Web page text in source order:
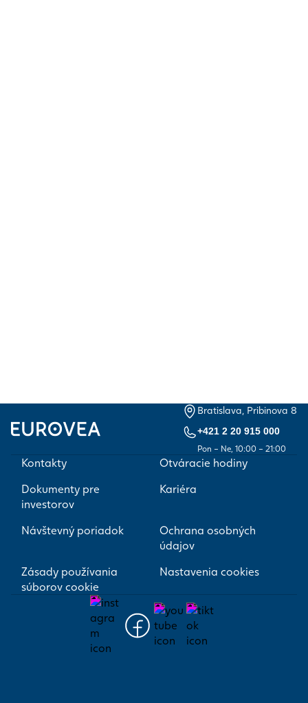
Bratislava, Pribinova 8
+421 2 20 915 000
Pon – Ne, 10:00 – 21:00
Kontakty
Otváracie hodiny
Dokumenty pre
investorov
Kariéra
Návštevný poriadok
Ochrana osobných
údajov
Zásady používania
súborov cookie
Nastavenia cookies